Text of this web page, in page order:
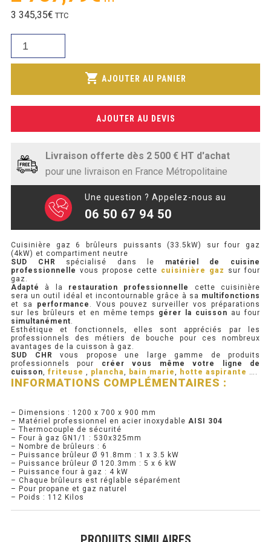
SOUBASSEMENT RÉFRIGÉRÉ
TABLE DE PRÉPARATION COMPACTE
TABLE DE PRÉPARATION 700 / 800
SALADETTE COMPACTE
SALADETTE 800 VITRÉE
MEUBLE À PIZZA
MEUBLE À PIZZA COMPACT
MEUBLE À PIZZA
PRÉSENTOIR À INGRÉDIENTS
PROFONDEUR 300 VITRÉE
PROFONDEUR 400 VITRÉE
PROFONDEUR 300 INOX
ARMOIRE RÉFRIGÉRÉE
RÉFRIGÉRATEUR
RÉFRIGÉRATEUR VITRÉ
prix
initial
était :
990,28€.
Le
actuel
est :
787,79€.
3 345,35€ TTC
6
four
compartiment
shopping_cart AJOUTER AU PANIER
AJOUTER AU DEVIS
Livraison offerte dès 2 500 € HT d'achat
pour une livraison en France Métropolitaine
Une question ? Appelez-nous au
06 50 67 94 50
Cuisinière gaz 6 brûleurs puissants (33.5kW) sur four gaz
(4kW) et compartiment neutre
SUD CHR
spécialisé dans le matériel de cuisine
professionnelle vous propose cette cuisinière gaz
sur four
gaz.
Adapté
à la restauration professionnelle
cette cuisinière
sera un outil idéal et incontournable grâce à sa multifonctions
et sa performance . Vous pouvez surveiller vos préparations
sur les brûleurs et en même temps gérer la cuisson au four
simultanément.
Esthétique et fonctionnels, elles sont appréciés par les
professionnels des métiers de bouche pour ces nombreux
avantages de la cuisson à gaz.
SUD CHR
vous propose une large gamme de produits
professionnels pour créer vous même votre ligne de
cuisson, friteuse , plancha, bain marie, hotte aspirante ….
INFORMATIONS COMPLÉMENTAIRES :
– Dimensions : 1200 x 700 x 900 mm
– Matériel professionnel en acier inoxydable AISI 304
– Thermocouple de sécurité
– Four à gaz GN1/1 : 530x325mm
– Nombre de brûleurs : 6
– Puissance brûleur Ø 91.8mm : 1 x 3.5 kW
– Puissance brûleur Ø 120.3mm : 5 x 6 kW
– Puissance four à gaz : 4 kW
– Chaque brûleurs est réglable séparément
– Pour propane et gaz naturel
– Poids : 112 Kilos